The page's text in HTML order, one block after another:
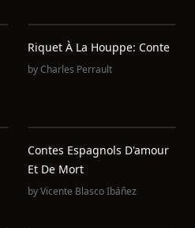
Riquet À La Houppe: Conte
byCharles Perrault
Contes Espagnols D'amour
Et De Mort
byVicente Blasco Ibáñez